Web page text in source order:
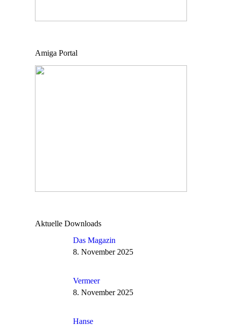
Amiga Portal
Aktuelle Downloads
Das Magazin
8. November 2025
Vermeer
8. November 2025
Hanse